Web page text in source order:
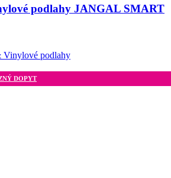
podlahy JANGAL SMART
Vinylové podlahy
DOPYT